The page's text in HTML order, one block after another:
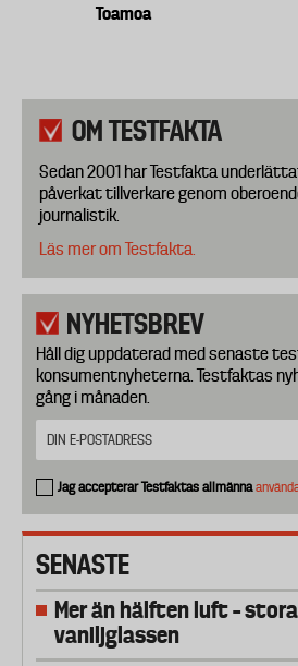
Toamoa
OM TESTFAKTA
Sedan 2001 har Testfakta
påverkat tillverkare genom
journalistik.
Läs mer om Testfakta.
NYHETSBREV
Håll dig uppdaterad med senaste
konsumentnyheterna. Testfaktas
gång i månaden.
Jag accepterar Testfaktas allmänna
SENASTE
Mer än hälften luft –
vaniljglassen